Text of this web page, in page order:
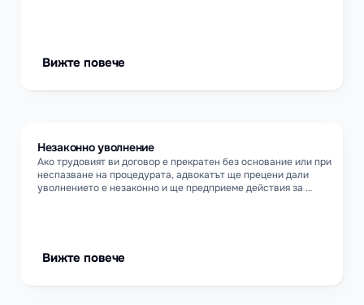
Вижте повече
Незаконно уволнение
Ако трудовият ви договор е прекратен без основание или при
неспазване на процедурата, адвокатът ще прецени дали
уволнението е незаконно и ще предприеме действия за
Вижте повече